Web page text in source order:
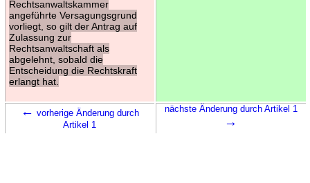
Rechtsanwaltskammer
angeführte Versagungsgrund
vorliegt, so gilt der Antrag auf
Zulassung zur
Rechtsanwaltschaft als
abgelehnt, sobald die
Entscheidung die Rechtskraft
erlangt hat.
← vorherige Änderung durch
Artikel 1
nächste Änderung durch Artikel 1
→